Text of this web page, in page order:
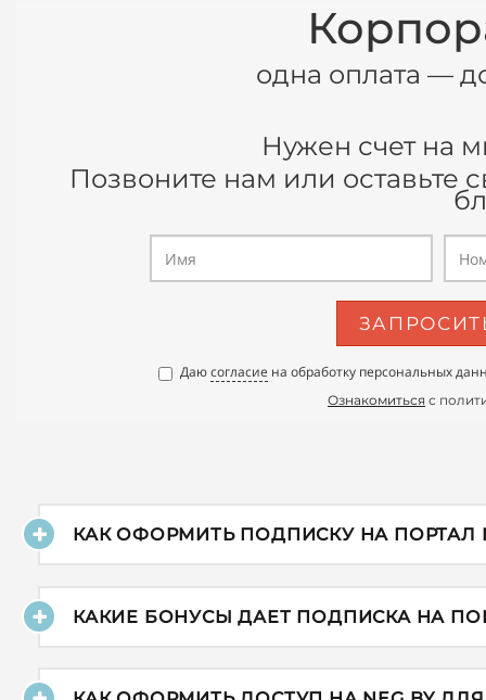
одна оплата —
Нужен счет на
Позвоните нам или
Даюсогласие на обработку персональных
Ознакомиться с
КАК ОФОРМИТЬ ПОДПИСКУ НА ПОРТАЛ
КАКИЕ БОНУСЫ ДАЕТ ПОДПИСКА НА